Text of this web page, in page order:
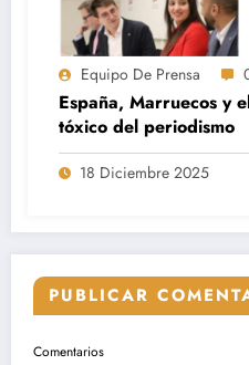
Equipo De Prensa
España, Marruecos y
tóxico del periodismo
18 Diciembre 2025
PUBLICAR
Comentarios